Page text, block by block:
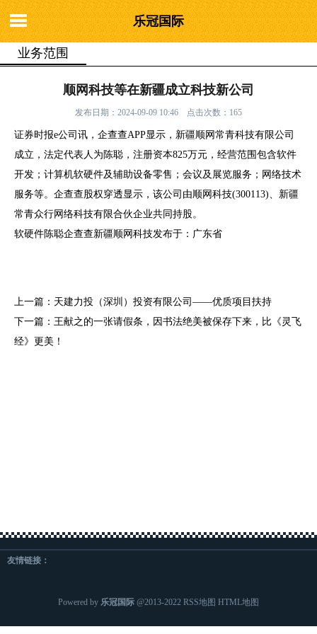
乐冠国际
业务范围
顺网科技等在新疆成立科技新公司
发布日期：2024-09-09 10:46 点击次数：165
证券时报e公司讯，企查查APP显示，新疆顺网常青科技有限公司
成立，法定代表人为陈聪，注册资本825万元，经营范围包含软件
开发；计算机软硬件及辅助设备零售；会议及展览服务；网络技术
服务等。企查查股权穿透显示，该公司由顺网科技(300113)、新疆
常青众行网络科技有限合伙企业共同持股。
软硬件陈聪企查查新疆顺网科技发布于：广东省
上一篇： 天建力投（深圳）投资有限公司——优质项目扶持
下一篇： 王献之的一张请假条，因书法绝美被保存下来，比《灵飞
经》更美！
友情链接：
Powered by 乐冠国际 @2013-2022 RSS地图 HTML地图